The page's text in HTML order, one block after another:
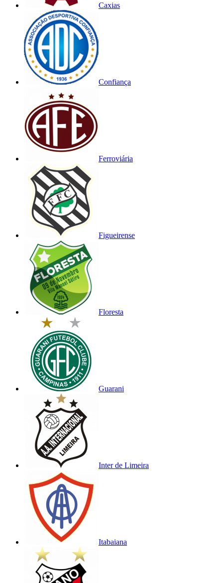
Caxias
Confiança
Ferroviária
Figueirense
Floresta
Guarani
Inter de Limeira
Itabaiana